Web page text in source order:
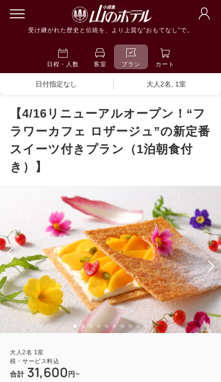
受け継がれた歴史と伝統を、より上質な“おもてなし”で。
日程・人数 客室 プラン カート
日付指定なし 大人2名, 1室
【4/16リニューアルオープン！“フ
ラワーカフェ ロザージュ”の新定番
スイーツ付きプラン（1泊朝食付
き）】
大人2名 1室
税・サービス料込
合計 31,600 円~